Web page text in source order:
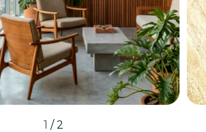
1 /2